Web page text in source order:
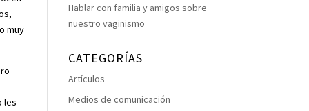
muy
les
Hablar con familia y amigos sobre
nuestro vaginismo
CATEGORÍAS
Artículos
Medios de comunicación